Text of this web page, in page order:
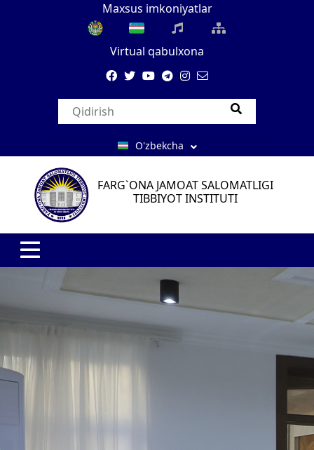
Maxsus imkoniyatlar
Virtual qabulxona
O'zbekcha
FARG`ONA JAMOAT SALOMATLIGI
TIBBIYOT INSTITUTI